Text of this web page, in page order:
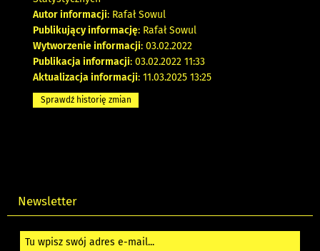
Autor informacji: Rafał Sowul
Publikujący informację: Rafał Sowul
Wytworzenie informacji: 03.02.2022
Publikacja informacji: 03.02.2022 11:33
Aktualizacja informacji: 11.03.2025 13:25
Sprawdź historię zmian
Newsletter